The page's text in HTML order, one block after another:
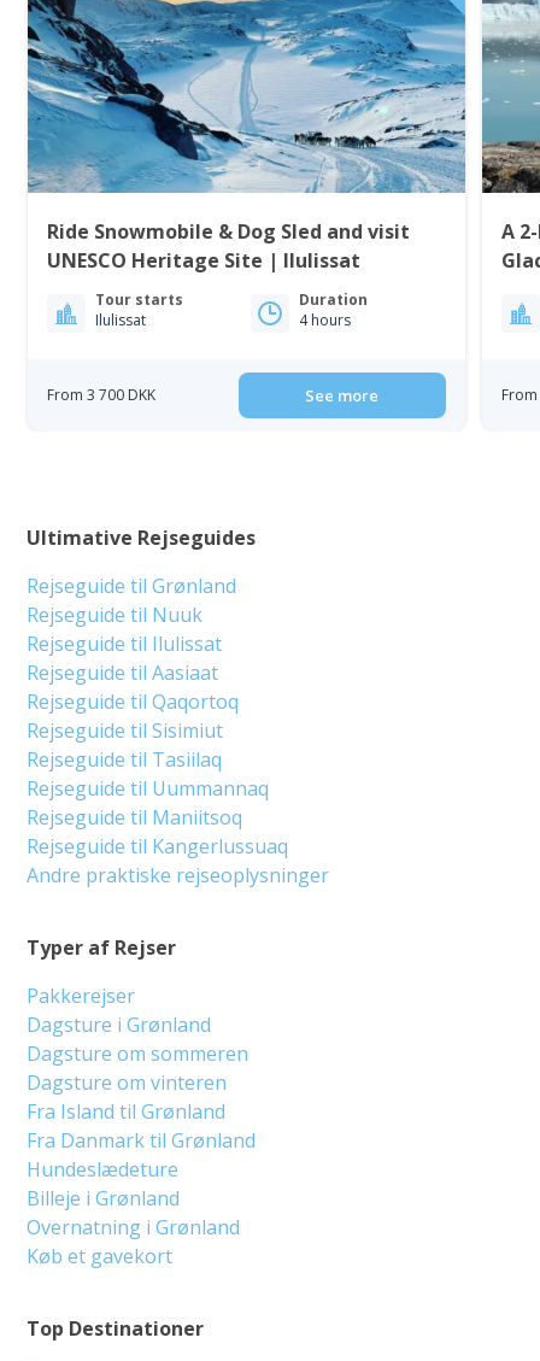
Ride Snowmobile & Dog Sled and visit
UNESCO Heritage Site | Ilulissat
Tour starts
Ilulissat
Duration
4 hours
From 3 700 DKK See more
A
From
Top Destinationer
Typer af Rejser
Pakkerejser
Dagsture i Grønland
Dagsture om sommeren
Dagsture om vinteren
Fra Island til Grønland
Fra Danmark til Grønland
Hundeslædeture
Billeje i Grønland
Overnatning i Grønland
Køb et gavekort
Ultimative Rejseguides
Rejseguide til Grønland
Rejseguide til Nuuk
Rejseguide til Ilulissat
Rejseguide til Aasiaat
Rejseguide til Qaqortoq
Rejseguide til Sisimiut
Rejseguide til Tasiilaq
Rejseguide til Uummannaq
Rejseguide til Maniitsoq
Rejseguide til Kangerlussuaq
Andre praktiske rejseoplysninger